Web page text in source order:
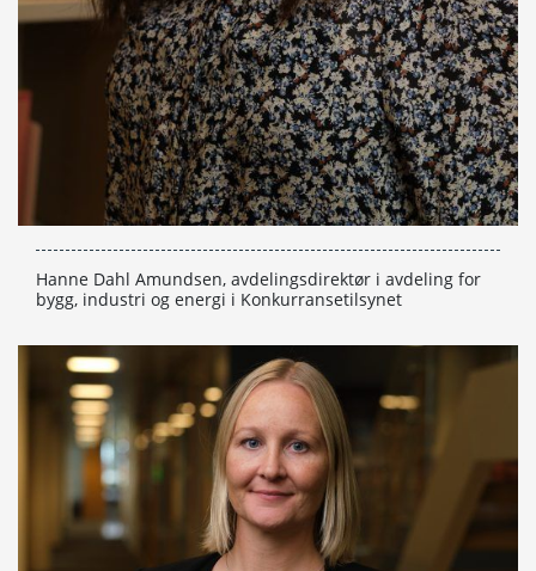
Hanne Dahl Amundsen, avdelingsdirektør i avdeling for
bygg, industri og energi i Konkurransetilsynet